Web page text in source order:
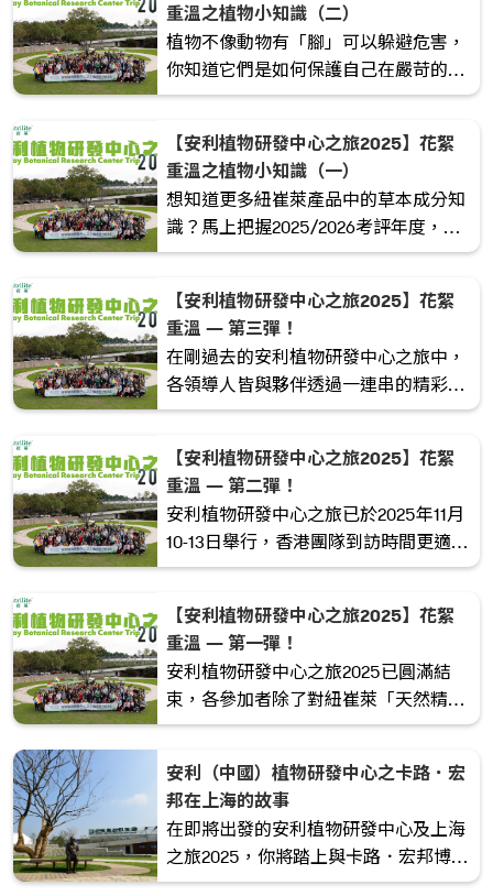
重溫之植物小知識（二）
植物不像動物有「腳」可以躲避危害，
你知道它們是如何保護自己在嚴苛的環
境中生存下來的呢？
【安利植物研發中心之旅2025】花絮
重溫之植物小知識（一）
想知道更多紐崔萊產品中的草本成分知
識？馬上把握2025/2026考評年度，安
利植物研發中心之旅2026約定你！立即
【安利植物研發中心之旅2025】花絮
重溫 — 第三彈！
在剛過去的安利植物研發中心之旅中，
各領導人皆與夥伴透過一連串的精彩活
動留下深刻回憶。
【安利植物研發中心之旅2025】花絮
重溫 — 第二彈！
安利植物研發中心之旅已於2025年11月
10-13日舉行，香港團隊到訪時間更適逢
杭白菊盛開的季節，成為今年唯一能親
【安利植物研發中心之旅2025】花絮
重溫 — 第一彈！
安利植物研發中心之旅2025已圓滿結
束，各參加者除了對紐崔萊「天然精
華．科學精粹」的理念有更深入的認識
滿載而歸。
安利（中國）植物研發中心之卡路．宏
邦在上海的故事
在即將出發的安利植物研發中心及上海
之旅2025，你將踏上與卡路．宏邦博士
相同的腳步，了解紐崔萊如何結合中草